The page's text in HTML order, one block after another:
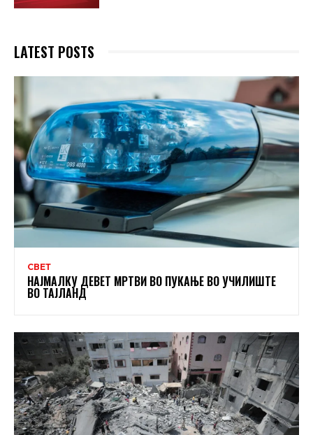
LATEST POSTS
СВЕТ
НАЈМАЛКУ ДЕВЕТ МРТВИ ВО ПУКАЊЕ ВО УЧИЛИШТЕ
ВО ТАЈЛАНД